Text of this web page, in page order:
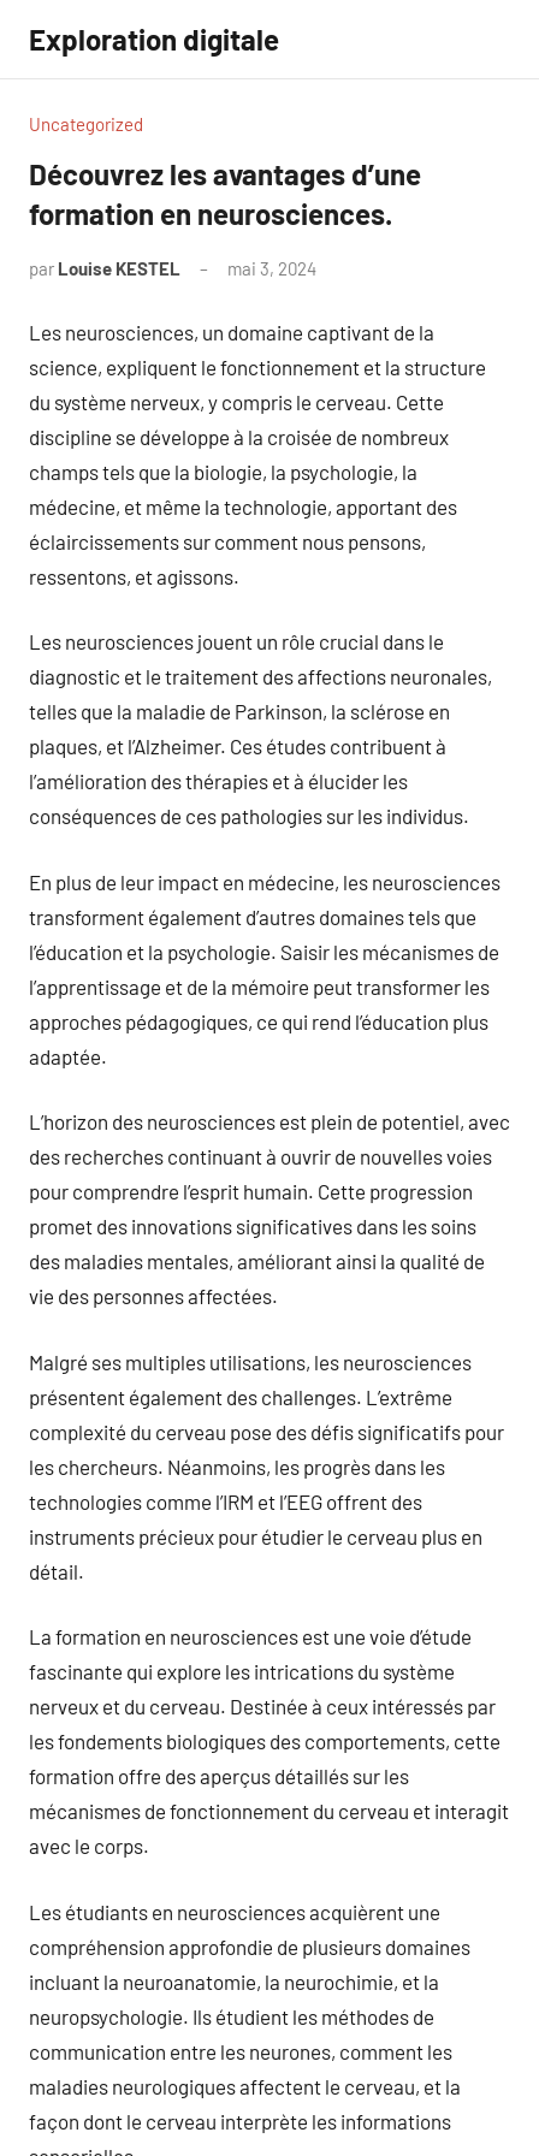
contenu
Exploration digitale
Uncategorized
Découvrez les avantages d’une
formation en neurosciences.
par Louise KESTEL mai 3, 2024
Les neurosciences, un domaine captivant de la
science, expliquent le fonctionnement et la structure
du système nerveux, y compris le cerveau. Cette
discipline se développe à la croisée de nombreux
champs tels que la biologie, la psychologie, la
médecine, et même la technologie, apportant des
éclaircissements sur comment nous pensons,
ressentons, et agissons.
Les neurosciences jouent un rôle crucial dans le
diagnostic et le traitement des affections neuronales,
telles que la maladie de Parkinson, la sclérose en
plaques, et l’Alzheimer. Ces études contribuent à
l’amélioration des thérapies et à élucider les
conséquences de ces pathologies sur les individus.
En plus de leur impact en médecine, les neurosciences
transforment également d’autres domaines tels que
l’éducation et la psychologie. Saisir les mécanismes de
l’apprentissage et de la mémoire peut transformer les
approches pédagogiques, ce qui rend l’éducation plus
adaptée.
L’horizon des neurosciences est plein de potentiel, avec
des recherches continuant à ouvrir de nouvelles voies
pour comprendre l’esprit humain. Cette progression
promet des innovations significatives dans les soins
des maladies mentales, améliorant ainsi la qualité de
vie des personnes affectées.
Malgré ses multiples utilisations, les neurosciences
présentent également des challenges. L’extrême
complexité du cerveau pose des défis significatifs pour
les chercheurs. Néanmoins, les progrès dans les
technologies comme l’IRM et l’EEG offrent des
instruments précieux pour étudier le cerveau plus en
détail.
La formation en neurosciences est une voie d’étude
fascinante qui explore les intrications du système
nerveux et du cerveau. Destinée à ceux intéressés par
les fondements biologiques des comportements, cette
formation offre des aperçus détaillés sur les
mécanismes de fonctionnement du cerveau et interagit
avec le corps.
Les étudiants en neurosciences acquièrent une
compréhension approfondie de plusieurs domaines
incluant la neuroanatomie, la neurochimie, et la
neuropsychologie. Ils étudient les méthodes de
communication entre les neurones, comment les
maladies neurologiques affectent le cerveau, et la
façon dont le cerveau interprète les informations